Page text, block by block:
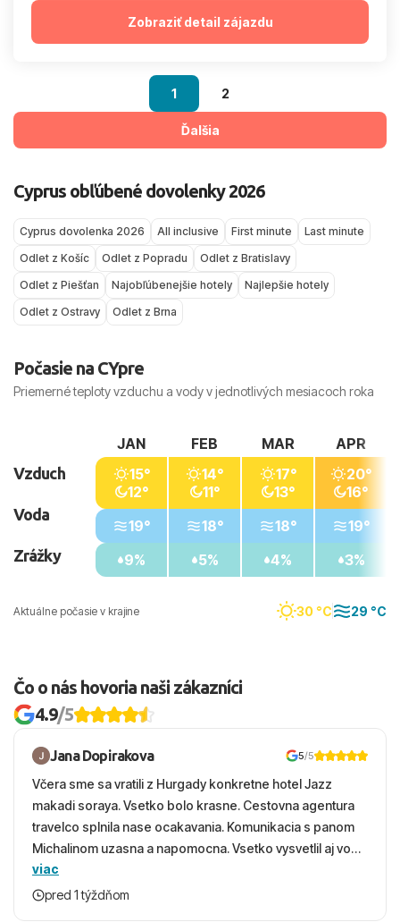
Zobraziť detail zájazdu
1 2
Ďalšia
Cyprus obľúbené dovolenky 2026
Cyprus dovolenka 2026 All inclusive First minute
Last minute
Odlet z Košíc
Odlet z Popradu
Odlet z Bratislavy
Odlet z Piešťan
Najobľúbenejšie hotely
Najlepšie hotely
Odlet z Ostravy
Odlet z Brna
Počasie na CYpre
Priemerné teploty vzduchu a vody v jednotlivých mesiacoch roka
Aktuálne počasie v krajine 30 °C 29 °C
Vzduch
Voda
Zrážky
JAN
15°
12°
19°
9%
FEB
14°
11°
18°
5%
MAR
17°
13°
18°
4%
APR
20°
16°
19°
3%
Čo o nás hovoria naši zákazníci
4.9/5
Jana Dopirakova 5/5
Včera sme sa vratili z Hurgady konkretne hotel Jazz
makadi soraya. Vsetko bolo krasne. Cestovna agentura
travelco splnila nase ocakavania. Komunikacia s panom
Michalinom uzasna a napomocna. Vsetko vysvetlil aj vo
vecernych hodinach zaco sa ospravedlnujem. Hotel
krasny, cisty. Sluzby top. Strava, prostredie, more,
viac
pred 1 týždňom